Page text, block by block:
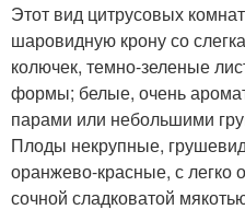
Этот вид цитрусовых
шаровидную крону со
колючек, темно-зеленые
формы; белые, очень
парами или небольшими
Плоды некрупные,
оранжево-красные, с легко
сочной сладковатой